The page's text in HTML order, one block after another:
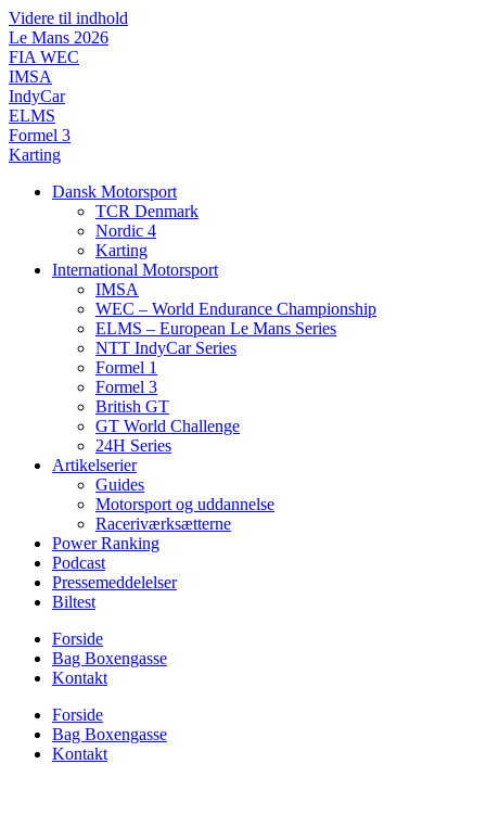
Videre til indhold
Le Mans 2026
FIA WEC
IMSA
IndyCar
ELMS
Formel 3
Karting
Dansk Motorsport
TCR Denmark
Nordic 4
Karting
International Motorsport
IMSA
WEC – World Endurance Championship
ELMS – European Le Mans Series
NTT IndyCar Series
Formel 1
Formel 3
British GT
GT World Challenge
24H Series
Artikelserier
Guides
Motorsport og uddannelse
Raceriværksætterne
Power Ranking
Podcast
Pressemeddelelser
Biltest
Forside
Bag Boxengasse
Kontakt
Forside
Bag Boxengasse
Kontakt